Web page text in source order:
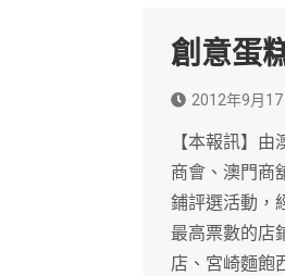
創意蛋
2012年9月17
【本報訊】
商會、澳門商
鋪評選活動，
最高票數的店
店、宮崎麵飽